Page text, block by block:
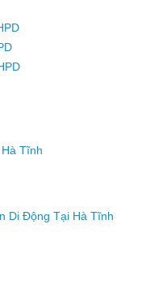
Tĩnh
Di Động Tại Hà Tĩnh